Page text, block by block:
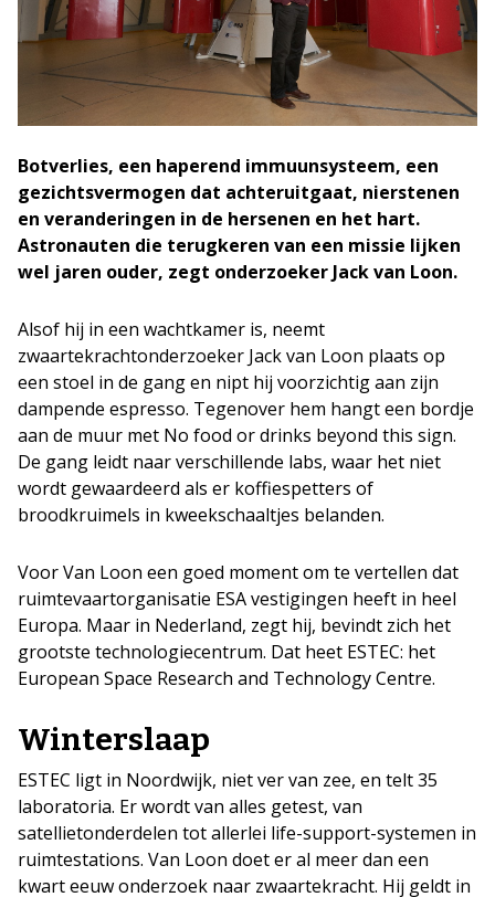
Botverlies, een haperend immuunsysteem, een
gezichtsvermogen dat achteruitgaat, nierstenen
en veranderingen in de hersenen en het hart.
Astronauten die terugkeren van een missie lijken
wel jaren ouder, zegt onderzoeker Jack van Loon.
Alsof hij in een wachtkamer is, neemt
zwaartekrachtonderzoeker Jack van Loon plaats op
een stoel in de gang en nipt hij voorzichtig aan zijn
dampende espresso. Tegenover hem hangt een bordje
aan de muur met No food or drinks beyond this sign.
De gang leidt naar verschillende labs, waar het niet
wordt gewaardeerd als er koffiespetters of
broodkruimels in kweekschaaltjes belanden.
Voor Van Loon een goed moment om te vertellen dat
ruimtevaartorganisatie ESA vestigingen heeft in heel
Europa. Maar in Nederland, zegt hij, bevindt zich het
grootste technologiecentrum. Dat heet ESTEC: het
European Space Research and Technology Centre.
Winterslaap
ESTEC ligt in Noordwijk, niet ver van zee, en telt 35
laboratoria. Er wordt van alles getest, van
satellietonderdelen tot allerlei life-support-systemen in
ruimtestations. Van Loon doet er al meer dan een
kwart eeuw onderzoek naar zwaartekracht. Hij geldt in